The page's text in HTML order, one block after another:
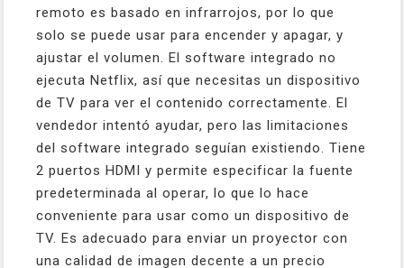
remoto es basado en infrarrojos, por lo que
solo se puede usar para encender y apagar, y
ajustar el volumen. El software integrado no
ejecuta Netflix, así que necesitas un dispositivo
de TV para ver el contenido correctamente. El
vendedor intentó ayudar, pero las limitaciones
del software integrado seguían existiendo. Tiene
2 puertos HDMI y permite especificar la fuente
predeterminada al operar, lo que lo hace
conveniente para usar como un dispositivo de
TV. Es adecuado para enviar un proyector con
una calidad de imagen decente a un precio